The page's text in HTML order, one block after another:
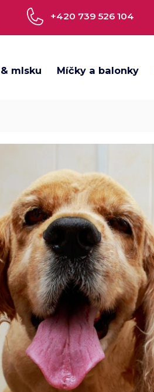
+420 739 526 104
mlsku Míčky a balonky